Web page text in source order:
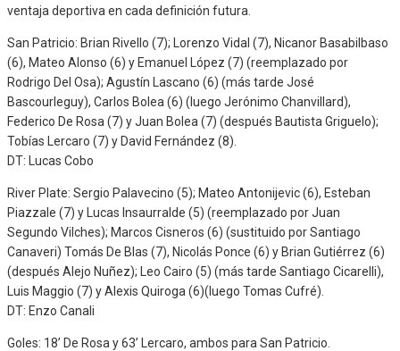
ventaja deportiva en cada definición futura.
San Patricio: Brian Rivello (7); Lorenzo Vidal (7), Nicanor Basabilbaso
(6), Mateo Alonso (6) y Emanuel López (7) (reemplazado por
Rodrigo Del Osa); Agustín Lascano (6) (más tarde José
Bascourleguy), Carlos Bolea (6) (luego Jerónimo Chanvillard),
Federico De Rosa (7) y Juan Bolea (7) (después Bautista Griguelo);
Tobías Lercaro (7) y David Fernández (8).
DT: Lucas Cobo
River Plate: Sergio Palavecino (5); Mateo Antonijevic (6), Esteban
Piazzale (7) y Lucas Insaurralde (5) (reemplazado por Juan
Segundo Vilches); Marcos Cisneros (6) (sustituido por Santiago
Canaveri) Tomás De Blas (7), Nicolás Ponce (6) y Brian Gutiérrez (6)
(después Alejo Nuñez); Leo Cairo (5) (más tarde Santiago Cicarelli),
Luis Maggio (7) y Alexis Quiroga (6)(luego Tomas Cufré).
DT: Enzo Canali
Goles: 18’ De Rosa y 63’ Lercaro, ambos para San Patricio.